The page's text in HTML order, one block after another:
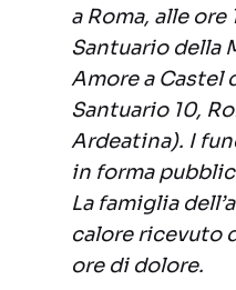
a Roma, alle
Santuario della
Amore a Castel
Santuario 10,
Ardeatina). I
in forma
La famiglia
calore ricevuto
ore di dolore.